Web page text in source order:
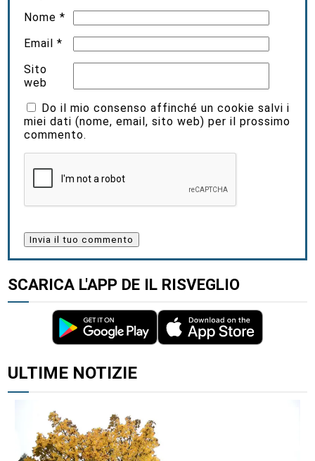
Nome*
Email*
Sito
web
Do il mio consenso affinché un cookie salvi i
miei dati (nome, email, sito web) per il prossimo
commento.
SCARICA L'APP DE IL RISVEGLIO
ALTRI ARTICOLI DI QUESTO AUTORE